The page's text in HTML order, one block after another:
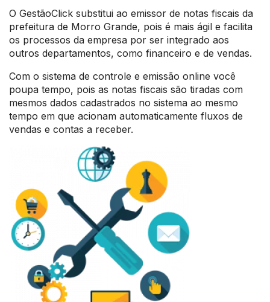
O GestãoClick substitui ao emissor de notas fiscais da
prefeitura de Morro Grande, pois é mais ágil e facilita
os processos da empresa por ser integrado aos
outros departamentos, como financeiro e de vendas.
Com o sistema de controle e emissão online você
poupa tempo, pois as notas fiscais são tiradas com
mesmos dados cadastrados no sistema ao mesmo
tempo em que acionam automaticamente fluxos de
vendas e contas a receber.